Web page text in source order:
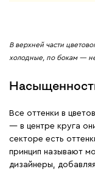
В верхней части
холодные, по бокам —
Все оттенки в
— в центре круга
секторе есть
принцип называют
дизайнеры,